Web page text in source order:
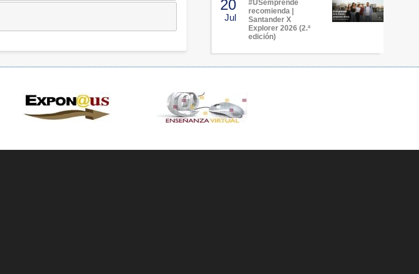
20
Jul
#USemprende
recomienda |
Santander X
Explorer 2026 (2.ª
edición)